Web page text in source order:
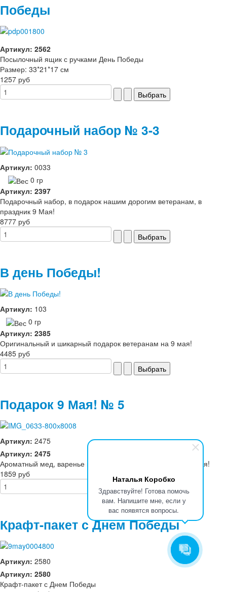
Наталья Коробко
Здравствуйте! Готова помочь
вам. Напишите мне, если у
вас появятся вопросы.
Победы
Артикул: 2562
Посылочный ящик с ручками День Победы
Размер: 33*21*17 см
1257 руб
Подарочный набор № 3-3
Артикул: 0033
0 гр
Артикул: 2397
Подарочный набор, в подарок нашим дорогим ветеранам, в
праздник 9 Мая!
8777 руб
В день Победы!
Артикул: 103
0 гр
Артикул: 2385
Оригинальный и шикарный подарок ветеранам на 9 мая!
4485 руб
Подарок 9 Мая! № 5
Артикул: 2475
Артикул: 2475
Ароматный мед, варенье и сладости, для отличного чаепития!
1859 руб
Крафт-пакет с Днем Победы
Артикул: 2580
Артикул: 2580
Крафт-пакет с Днем Победы